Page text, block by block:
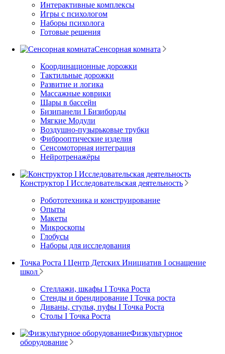
Интерактивные комплексы
Игры с психологом
Наборы психолога
Готовые решения
Сенсорная комната
Координационные дорожки
Тактильные дорожки
Развитие и логика
Массажные коврики
Шары в бассейн
Бизипанели I Бизиборды
Мягкие Модули
Воздушно-пузырьковые трубки
Фиброоптические изделия
Сенсомоторная интеграция
Нейротренажёры
Конструктор I Исследовательская деятельность
Робототехника и конструирование
Опыты
Макеты
Микроскопы
Глобусы
Наборы для исследования
Точка Роста I Центр Детских Инициатив I оснащение
школ
Стеллажи, шкафы I Точка Роста
Стенды и брендирование I Точка роста
Диваны, стулья, пуфы I Точка Роста
Столы I Точка Роста
Физкультурное
оборудование